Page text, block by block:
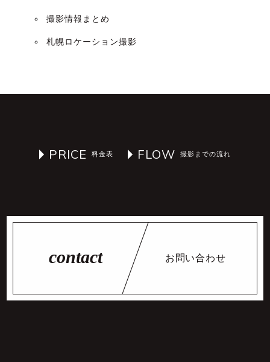
撮影情報まとめ
札幌ロケーション撮影
PRICE FLOW
お問い合わせ